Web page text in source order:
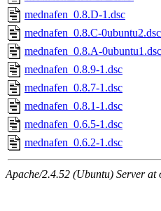
mednafen_0.8.D-1.dsc
mednafen_0.8.C-0ubuntu2.dsc
mednafen_0.8.A-0ubuntu1.dsc
mednafen_0.8.9-1.dsc
mednafen_0.8.7-1.dsc
mednafen_0.8.1-1.dsc
mednafen_0.6.5-1.dsc
mednafen_0.6.2-1.dsc
Apache/2.4.52 (Ubuntu) Server at